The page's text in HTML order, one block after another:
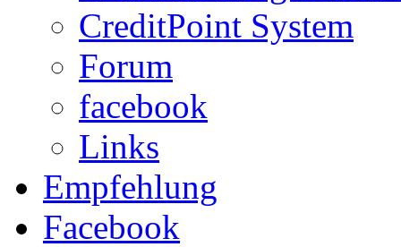
CreditPoint System
Forum
facebook
Links
Empfehlung
Facebook